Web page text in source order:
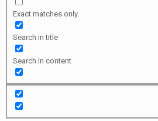
Exact matches only
Search in title
Search in content